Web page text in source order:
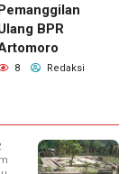
BPR
8 Redaksi